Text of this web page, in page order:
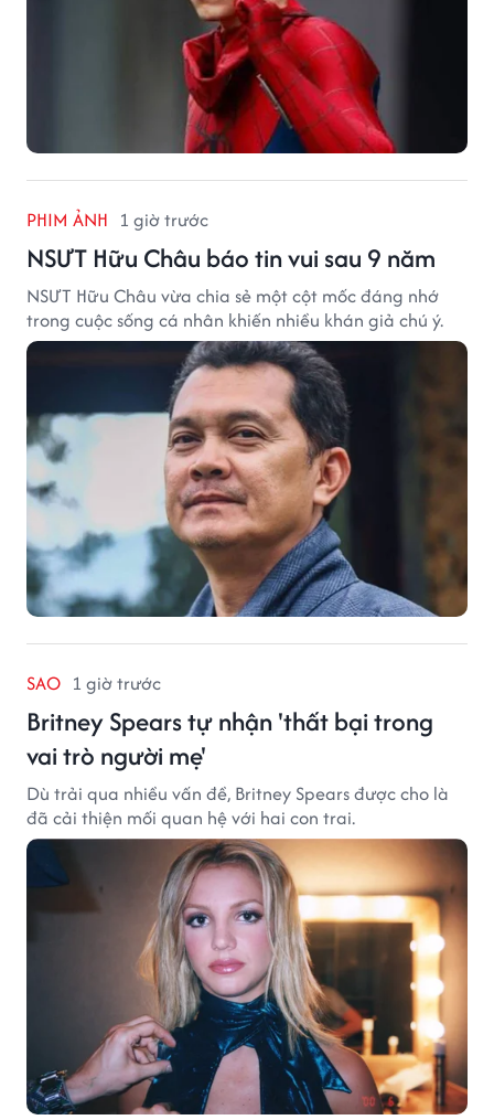
PHIM ẢNH 1 giờ trước
NSƯT Hữu Châu báo tin vui sau 9 năm
NSƯT Hữu Châu vừa chia sẻ một cột mốc đáng nhớ
trong cuộc sống cá nhân khiến nhiều khán giả chú ý.
SAO 1 giờ trước
Britney Spears tự nhận 'thất bại trong
vai trò người mẹ'
Dù trải qua nhiều vấn đề, Britney Spears được cho là
đã cải thiện mối quan hệ với hai con trai.